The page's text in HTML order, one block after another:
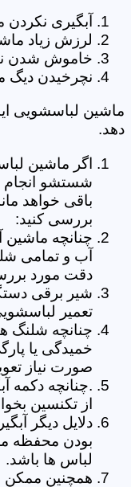
آبگیری
لرزش زیاد
خاموش شدن
نچرخیدن دیگ
ماشین لباسشویی
دهد.
اگر ماشین
شستشو انجام
باقی خواهد
بررسی کنید:
چنانچه ماشین
آب و تمامی
دقت مورد
شیر برقی
تعمیر
چنانچه شلنگ
خمیدگی یا
صورت نیاز
.چنانچه دکمه
از تکنسین
دلایل دیگر
بودن محفظه
لباس ها باشد.
همچنین